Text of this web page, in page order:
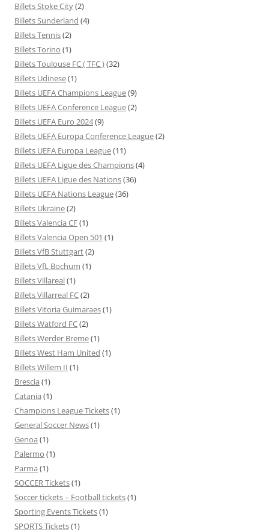
Billets Stoke City(2)
Billets Sunderland (4)
Billets Tennis(2)
Billets Torino (1)
Billets Toulouse FC ( TFC )(32)
Billets Udinese(1)
Billets UEFA Champions League(9)
Billets UEFA Conference League(2)
Billets UEFA Euro 2024(9)
Billets UEFA Europa Conference League(2)
Billets UEFA Europa League(11)
Billets UEFA Ligue des Champions(4)
Billets UEFA Ligue des Nations(36)
Billets UEFA Nations League(36)
Billets Ukraine(2)
Billets Valencia CF(1)
Billets Valencia Open 501 (1)
Billets VfB Stuttgart(2)
Billets VfL Bochum (1)
Billets Villareal(1)
Billets Villarreal FC(2)
Billets Vitoria Guimaraes(1)
Billets Watford FC(2)
Billets Werder Breme(1)
Billets West Ham United (1)
Billets Willem II (1)
Brescia (1)
Catania (1)
Champions League Tickets(1)
General Soccer News(1)
Genoa (1)
Palermo (1)
Parma (1)
SOCCER Tickets(1)
Soccer tickets – Football tickets(1)
Sporting Events Tickets(1)
SPORTS Tickets(1)